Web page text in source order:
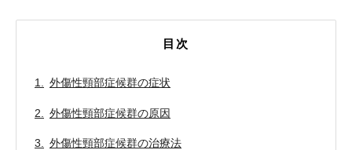
目次
外傷性頸部症候群の症状
外傷性頸部症候群の原因
外傷性頸部症候群の治療法